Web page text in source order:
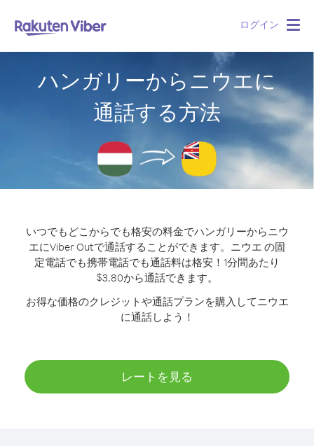
ログイン
ハンガリーからニウエに
通話する方法
いつでもどこからでも格安の料金でハンガリーからニウ
エにViber Outで通話することができます。 ニウエ の固
定電話でも携帯電話でも通話料は格安！1分間あたり
$3.80から通話できます。
お得な価格のクレジットや通話プランを購入してニウエ
に通話しよう！
レートを見る